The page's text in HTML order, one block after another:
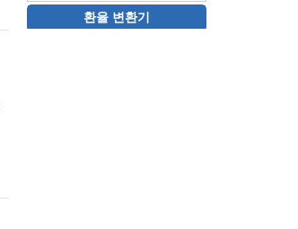
환율 변환기